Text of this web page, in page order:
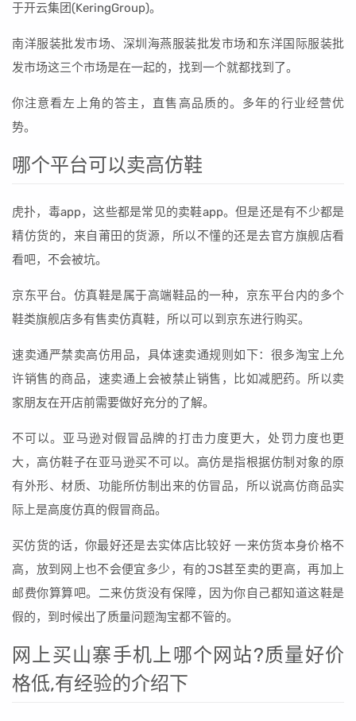
于开云集团(KeringGroup)。
南洋服装批发市场、深圳海燕服装批发市场和东洋国际服装批
发市场这三个市场是在一起的，找到一个就都找到了。
你注意看左上角的答主，直售高品质的。多年的行业经营优
势。
哪个平台可以卖高仿鞋
虎扑，毒app，这些都是常见的卖鞋app。但是还是有不少都是
精仿货的，来自莆田的货源，所以不懂的还是去官方旗舰店看
看吧，不会被坑。
京东平台。仿真鞋是属于高端鞋品的一种，京东平台内的多个
鞋类旗舰店多有售卖仿真鞋，所以可以到京东进行购买。
速卖通严禁卖高仿用品，具体速卖通规则如下：很多淘宝上允
许销售的商品，速卖通上会被禁止销售，比如减肥药。所以卖
家朋友在开店前需要做好充分的了解。
不可以。亚马逊对假冒品牌的打击力度更大，处罚力度也更
大，高仿鞋子在亚马逊买不可以。高仿是指根据仿制对象的原
有外形、材质、功能所仿制出来的仿冒品，所以说高仿商品实
际上是高度仿真的假冒商品。
买仿货的话，你最好还是去实体店比较好 一来仿货本身价格不
高，放到网上也不会便宜多少，有的JS甚至卖的更高，再加上
邮费你算算吧。二来仿货没有保障，因为你自己都知道这鞋是
假的，到时候出了质量问题淘宝都不管的。
网上买山寨手机上哪个网站?质量好价
格低,有经验的介绍下